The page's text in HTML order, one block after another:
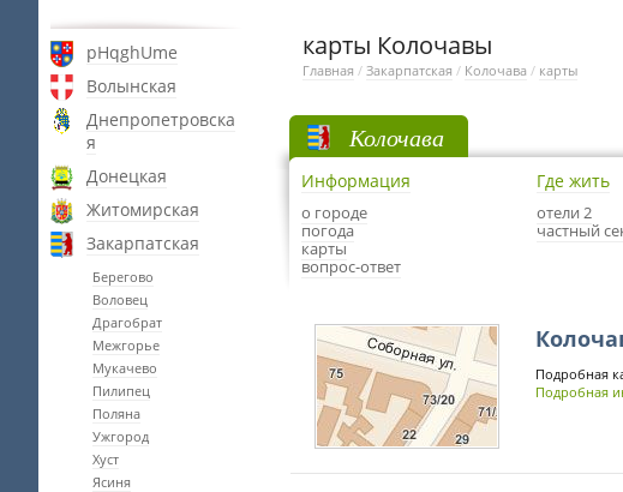
pHqghUme
Волынская
Днепропетровска
я
Донецкая
Житомирская
Закарпатская
Берегово
Воловец
Драгобрат
Межгорье
Мукачево
Пилипец
Поляна
Ужгород
Хуст
Ясиня
карты Колочавы
Главная / Закарпатская / Колочава / карты
Колочава
Информация
о городе
погода
карты
вопрос-ответ
Где жить
отели 2
частный
Подробная
Подробная